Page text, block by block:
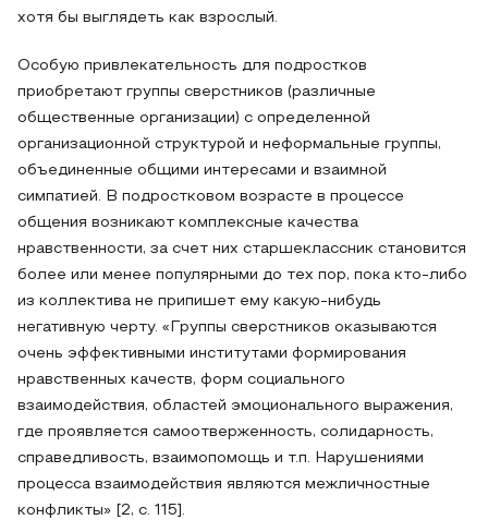
хотя бы выглядеть как взрослый.
Особую привлекательность для подростков
приобретают группы сверстников (различные
общественные организации) с определенной
организационной структурой и неформальные группы,
объединенные общими интересами и взаимной
симпатией. В подростковом возрасте в процессе
общения возникают комплексные качества
нравственности, за счет них старшеклассник становится
более или менее популярными до тех пор, пока кто-либо
из коллектива не припишет ему какую-нибудь
негативную черту. «Группы сверстников оказываются
очень эффективными институтами формирования
нравственных качеств, форм социального
взаимодействия, областей эмоционального выражения,
где проявляется самоотверженность, солидарность,
справедливость, взаимопомощь и т.п. Нарушениями
процесса взаимодействия являются межличностные
конфликты» [2, с. 115].